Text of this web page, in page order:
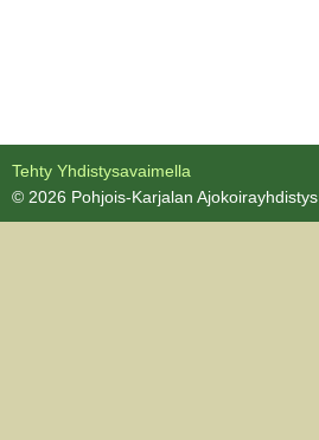
Tehty Yhdistysavaimella
© 2026 Pohjois-Karjalan Ajokoirayhdistys